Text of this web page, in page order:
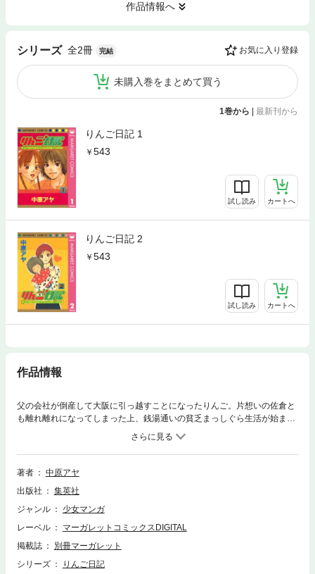
作品情報へ
シリーズ 全2冊 完結 お気に入り登録
未購入巻をまとめて買う
1巻から 最新刊から
りんご日記 1
543
試し読み カートへ
りんご日記 2
543
試し読み カートへ
作品情報
父の会社が倒産して大阪に引っ越すことになったりんご。片想いの佐倉と
も離れ離れになってしまった上、銭湯通いの貧乏まっしぐら生活が始まっ
たのだが…!? 純情ラブ・グラフィティ。
著者
中原アヤ
出版社
集英社
ジャンル
少女マンガ
レーベル
マーガレットコミックスDIGITAL
掲載誌
別冊マーガレット
シリーズ
りんご日記